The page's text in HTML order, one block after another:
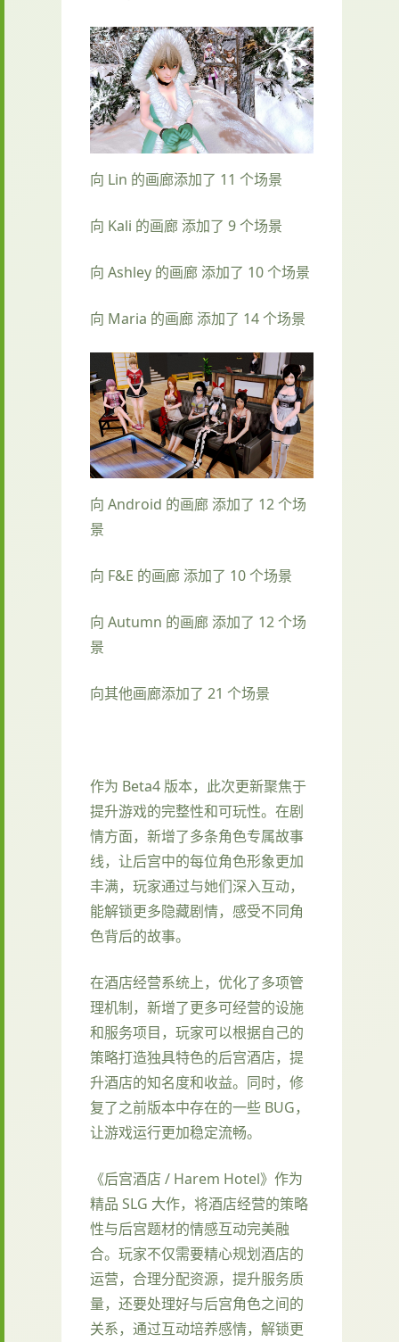
向 Lin 的画廊添加了 11 个场景
向 Kali 的画廊 添加了 9 个场景
向 Ashley 的画廊 添加了 10 个场景
向 Maria 的画廊 添加了 14 个场景
向 Android 的画廊 添加了 12 个场
景
向 F&E 的画廊 添加了 10 个场景
向 Autumn 的画廊 添加了 12 个场
景
向其他画廊添加了 21 个场景
作为 Beta4 版本，此次更新聚焦于
提升游戏的完整性和可玩性。在剧
情方面，新增了多条角色专属故事
线，让后宫中的每位角色形象更加
丰满，玩家通过与她们深入互动，
能解锁更多隐藏剧情，感受不同角
色背后的故事。
在酒店经营系统上，优化了多项管
理机制，新增了更多可经营的设施
和服务项目，玩家可以根据自己的
策略打造独具特色的后宫酒店，提
升酒店的知名度和收益。同时，修
复了之前版本中存在的一些 BUG，
让游戏运行更加稳定流畅。
《后宫酒店 / Harem Hotel》作为
精品 SLG 大作，将酒店经营的策略
性与后宫题材的情感互动完美融
合。玩家不仅需要精心规划酒店的
运营，合理分配资源，提升服务质
量，还要处理好与后宫角色之间的
关系，通过互动培养感情，解锁更